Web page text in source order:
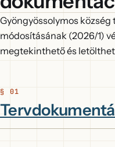
Gyöngyössolymos
módosításának (2026/1)
megtekinthető és